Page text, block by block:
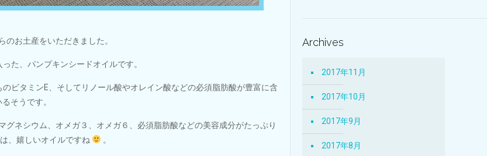
のお土産をいただきました。
た、パンプキンシードオイルです。
ビタミンE、そしてリノール酸やオレイン酸などの必須脂肪酸が豊富に含
そうです。
ネシウム、オメガ３、オメガ６、必須脂肪酸などの美容成分がたっぷり
、嬉しいオイルですね
。
Archives
2017年11月
2017年10月
2017年9月
2017年8月